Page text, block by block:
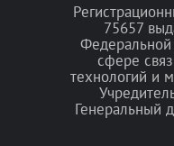
75657
сфере
технологий и
Генеральный